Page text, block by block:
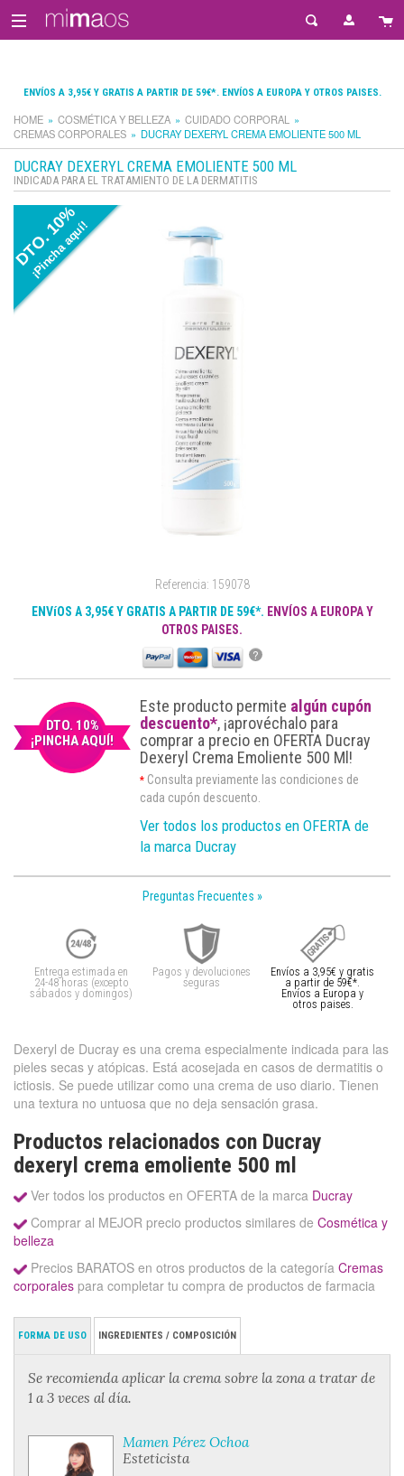
ENVÍOS A 3,95€ Y GRATIS A PARTIR DE 59€*. ENVÍOS A EUROPA Y OTROS PAISES.
HOME COSMÉTICA Y BELLEZA
CUIDADO CORPORAL
CREMAS CORPORALES
DUCRAY DEXERYL CREMA EMOLIENTE 500 ML
DUCRAY DEXERYL CREMA EMOLIENTE 500 ML
INDICADA PARA EL TRATAMIENTO DE LA DERMATITIS
DTO. 10%
¡Pincha aquí!
Referencia: 159078
ENVíOS A 3,95€ Y GRATIS A PARTIR DE 59€*. ENVÍOS A EUROPA Y
OTROS PAISES.
?
DTO. 10%
¡PINCHA AQUÍ!
Este producto permite algún cupón
descuento*, ¡aprovéchalo para
comprar a precio en OFERTA Ducray
Dexeryl Crema Emoliente 500 Ml!
* Consulta previamente las condiciones de
cada cupón descuento.
Ver todos los productos en OFERTA de
la marca Ducray
Preguntas Frecuentes »
Entrega estimada en
24-48 horas (excepto
sábados y domingos)
Pagos y devoluciones
seguras
Envíos a 3,95€ y gratis
a partir de 59€*.
Envíos a Europa y
otros paises.
Dexeryl de Ducray es una crema especialmente indicada para las
pieles secas y atópicas. Está acosejada en casos de dermatitis o
ictiosis. Se puede utilizar como una crema de uso diario. Tienen
una textura no untuosa que no deja sensación grasa.
Productos relacionados con Ducray
dexeryl crema emoliente 500 ml
Ver todos los productos en OFERTA de la marca Ducray
Comprar al MEJOR precio productos similares de Cosmética y
belleza
Precios BARATOS en otros productos de la categoría Cremas
corporales para completar tu compra de productos de farmacia
FORMA DE USO INGREDIENTES / COMPOSICIÓN
Se recomienda aplicar la crema sobre la zona a tratar de
1 a 3 veces al día.
Mamen Pérez Ochoa
Esteticista